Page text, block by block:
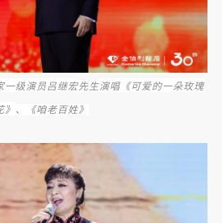
一级演员吕继宏先生演唱《可爱的一朵玫瑰
》 、《咱老百姓》